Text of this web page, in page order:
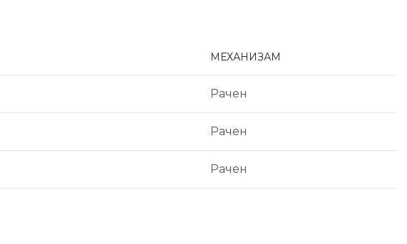
МЕХАНИЗАМ
Рачен
Рачен
Рачен